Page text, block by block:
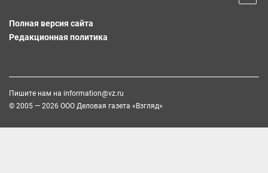
Полная версия сайта
Редакционная политика
Пишите нам на information@vz.ru
© 2005 — 2026 ООО Деловая газета «Взгляд»